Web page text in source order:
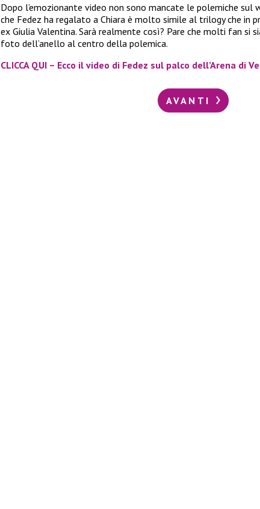
Dopo l’emozionante video non sono mancate le polemiche sul
che Fedez ha regalato a Chiara è molto simile al trilogy che in
ex Giulia Valentina. Sarà realmente così? Pare che molti fan si
foto dell’anello al centro della polemica.
CLICCA QUI – Ecco il video di Fedez sul palco dell’Arena di
AVANTI